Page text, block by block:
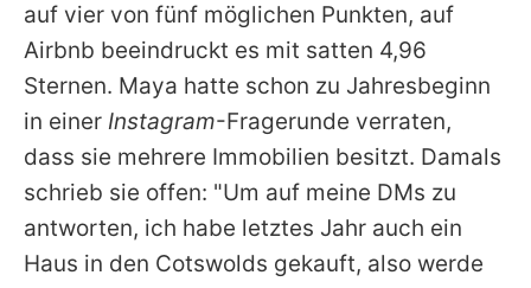
auf vier von fünf möglichen Punkten, auf
Airbnb beeindruckt es mit satten 4,96
Sternen. Maya hatte schon zu Jahresbeginn
in einer Instagram-Fragerunde verraten,
dass sie mehrere Immobilien besitzt. Damals
schrieb sie offen: "Um auf meine DMs zu
antworten, ich habe letztes Jahr auch ein
Haus in den Cotswolds gekauft, also werde